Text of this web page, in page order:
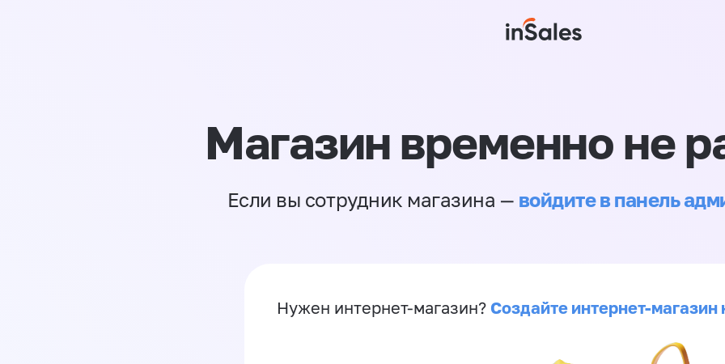
Магазин временно не
Если вы сотрудник магазина — войдите в панель
Нужен интернет-магазин? Создайте интернет-магазин